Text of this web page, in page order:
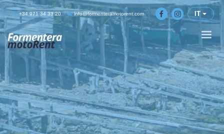
+34 971 34 33 20 info@formenteramotorent.com IT